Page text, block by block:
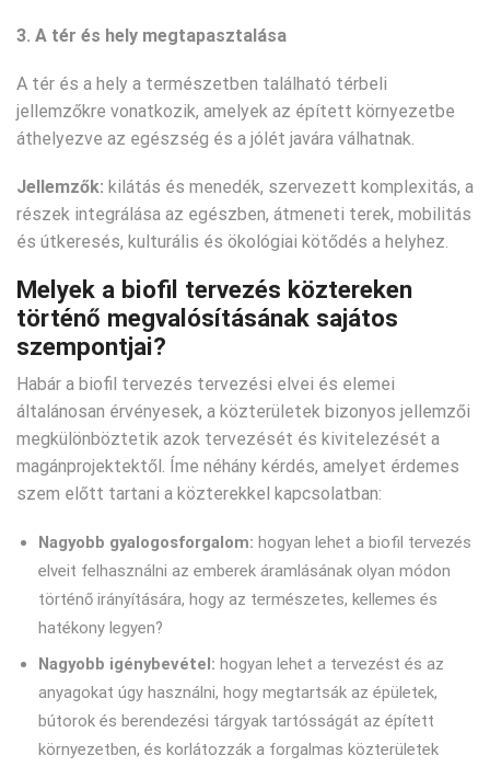
3. A tér és hely megtapasztalása
A tér és a hely a természetben található térbeli
jellemzőkre vonatkozik, amelyek az épített környezetbe
áthelyezve az egészség és a jólét javára válhatnak.
Jellemzők: kilátás és menedék, szervezett komplexitás, a
részek integrálása az egészben, átmeneti terek, mobilitás
és útkeresés, kulturális és ökológiai kötődés a helyhez.
Melyek a biofil tervezés köztereken
történő megvalósításának sajátos
szempontjai?
Habár a biofil tervezés tervezési elvei és elemei
általánosan érvényesek, a közterületek bizonyos jellemzői
megkülönböztetik azok tervezését és kivitelezését a
magánprojektektől. Íme néhány kérdés, amelyet érdemes
szem előtt tartani a közterekkel kapcsolatban:
Nagyobb gyalogosforgalom: hogyan lehet a biofil tervezés
elveit felhasználni az emberek áramlásának olyan módon
történő irányítására, hogy az természetes, kellemes és
hatékony legyen?
Nagyobb igénybevétel: hogyan lehet a tervezést és az
anyagokat úgy használni, hogy megtartsák az épületek,
bútorok és berendezési tárgyak tartósságát az épített
környezetben, és korlátozzák a forgalmas közterületek